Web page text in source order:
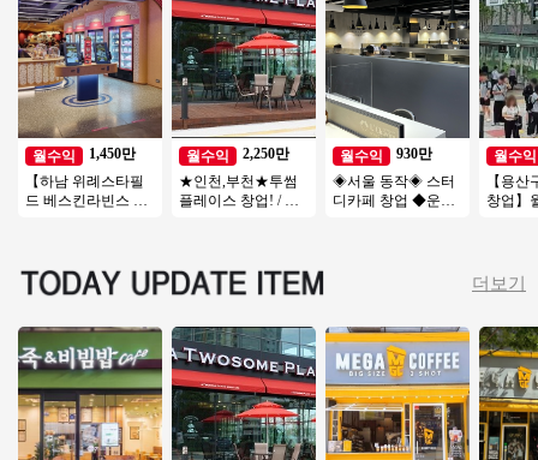
월수익
1,450만
【하남 위례스타필
드 베스킨라빈스 양
월수익
2,250만
★인천,부천★투썸
플레이스 창업! / 지
월수익
930만
◈서울 동작◈ 스터
디카페 창업 ◆운영
월수익
【용산
창업】
더보기